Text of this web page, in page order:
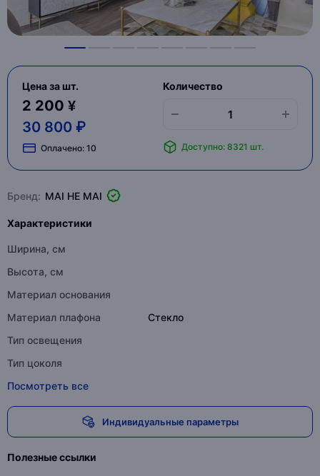
Цена за шт.
2 200 ¥
30 800 ₽
Оплачено: 10
Количество
Доступно: 8321 шт.
Бренд: MAI HE MAI
Характеристики
Ширина, см
Высота, см
Материал основания
Материал плафона
Стекло
Тип освещения
Тип цоколя
Посмотреть все
Индивидуальные параметры
Полезные ссылки